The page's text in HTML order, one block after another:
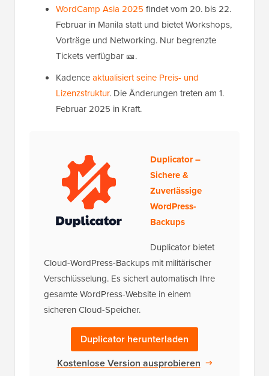
WordCamp Asia 2025 findet vom 20. bis 22.
Februar in Manila statt und bietet Workshops,
Vorträge und Networking. Nur begrenzte
Tickets verfügbar 🎫.
Kadenceaktualisiert seine Preis- und
Lizenzstruktur. Die Änderungen treten am 1.
Februar 2025 in Kraft.
Duplicator –
Sichere &
Zuverlässige
WordPress-
Backups
Duplicator bietet
Cloud-WordPress-Backups mit militärischer
Verschlüsselung. Es sichert automatisch Ihre
gesamte WordPress-Website in einem
sicheren Cloud-Speicher.
Duplicator herunterladen
Kostenlose Version ausprobieren